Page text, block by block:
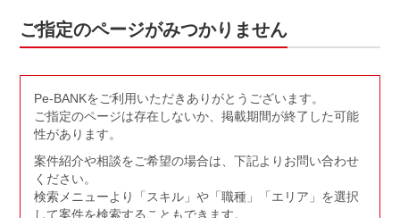
ご指定のページがみつかりません
Pe-BANKをご利用いただきありがとうございます。
ご指定のページは存在しないか、掲載期間が終了した可能
性があります。
案件紹介や相談をご希望の場合は、下記よりお問い合わせ
ください。
検索メニューより「スキル」や「職種」「エリア」を選択
して案件を検索することもできます。